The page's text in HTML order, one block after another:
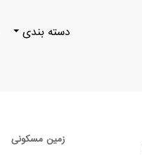
دسته بندی
زمین مسکونی